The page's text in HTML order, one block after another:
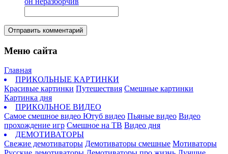
Отправить комментарий
Меню сайта
Главная
ПРИКОЛЬНЫЕ КАРТИНКИ
Красивые картинки Путешествия Смешные картинки
Картинка дня
ПРИКОЛЬНОЕ ВИДЕО
Самое смешное видео Ютуб видео Пьяные видео Видео
прохождение игр Смешное на ТВ Видео дня
ДЕМОТИВАТОРЫ
Свежие демотиваторы Демотиваторы смешные Мотиваторы